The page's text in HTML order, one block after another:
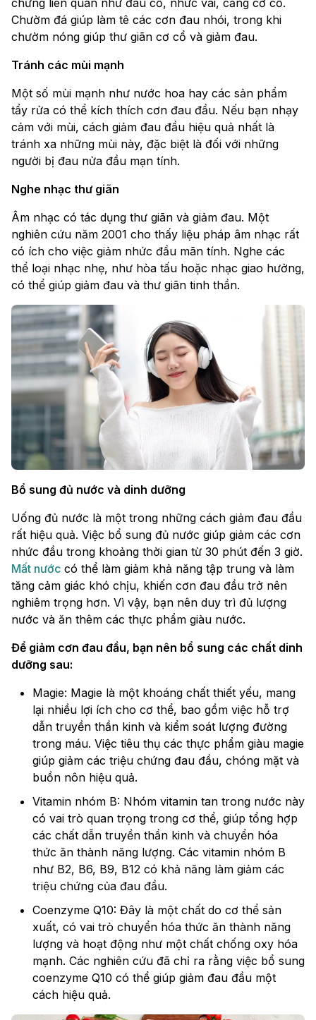
chứng liên quan như đau cổ, nhức vai, căng cơ cổ.
Chườm đá giúp làm tê các cơn đau nhói, trong khi
chườm nóng giúp thư giãn cơ cổ và giảm đau.
Tránh các mùi mạnh
Một số mùi mạnh như nước hoa hay các sản phẩm
tẩy rửa có thể kích thích cơn đau đầu. Nếu bạn nhạy
cảm với mùi, cách giảm đau đầu hiệu quả nhất là
tránh xa những mùi này, đặc biệt là đối với những
người bị đau nửa đầu mạn tính.
Nghe nhạc thư giãn
Âm nhạc có tác dụng thư giãn và giảm đau. Một
nghiên cứu năm 2001 cho thấy liệu pháp âm nhạc rất
có ích cho việc giảm nhức đầu mãn tính. Nghe các
thể loại nhạc nhẹ, như hòa tấu hoặc nhạc giao hưởng,
có thể giúp giảm đau và thư giãn tinh thần.
Bổ sung đủ nước và dinh dưỡng
Uống đủ nước là một trong những cách giảm đau đầu
rất hiệu quả. Việc bổ sung đủ nước giúp giảm các cơn
nhức đầu trong khoảng thời gian từ 30 phút đến 3 giờ.
Mất nước có thể làm giảm khả năng tập trung và làm
tăng cảm giác khó chịu, khiến cơn đau đầu trở nên
nghiêm trọng hơn. Vì vậy, bạn nên duy trì đủ lượng
nước và ăn thêm các thực phẩm giàu nước.
Để giảm cơn đau đầu, bạn nên bổ sung các chất dinh
dưỡng sau:
Magie: Magie là một khoáng chất thiết yếu, mang
lại nhiều lợi ích cho cơ thể, bao gồm việc hỗ trợ
dẫn truyền thần kinh và kiểm soát lượng đường
trong máu. Việc tiêu thụ các thực phẩm giàu magie
giúp giảm các triệu chứng đau đầu, chóng mặt và
buồn nôn hiệu quả.
Vitamin nhóm B: Nhóm vitamin tan trong nước này
có vai trò quan trọng trong cơ thể, giúp tổng hợp
các chất dẫn truyền thần kinh và chuyển hóa
thức ăn thành năng lượng. Các vitamin nhóm B
như B2, B6, B9, B12 có khả năng làm giảm các
triệu chứng của đau đầu.
Coenzyme Q10: Đây là một chất do cơ thể sản
xuất, có vai trò chuyển hóa thức ăn thành năng
lượng và hoạt động như một chất chống oxy hóa
mạnh. Các nghiên cứu đã chỉ ra rằng việc bổ sung
coenzyme Q10 có thể giúp giảm đau đầu một
cách hiệu quả.